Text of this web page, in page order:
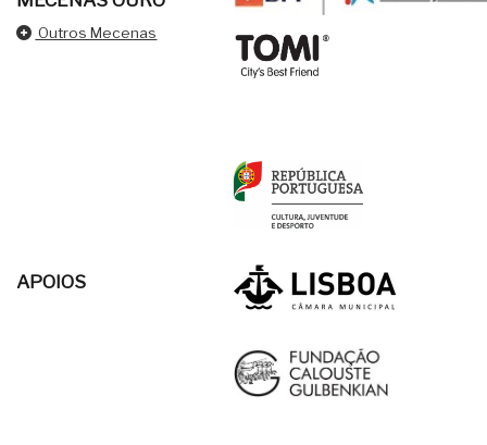
Outros Mecenas
APOIOS